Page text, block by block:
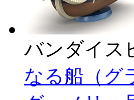
バンダイス
なる船（グ